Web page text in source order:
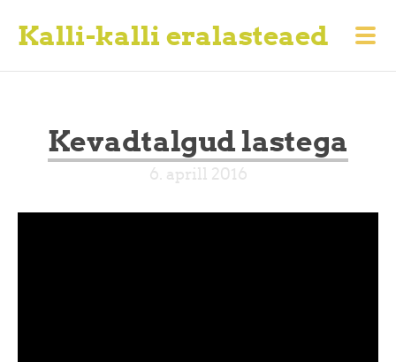
Kalli-kalli eralasteaed
Kevadtalgud lastega
6. aprill 2016